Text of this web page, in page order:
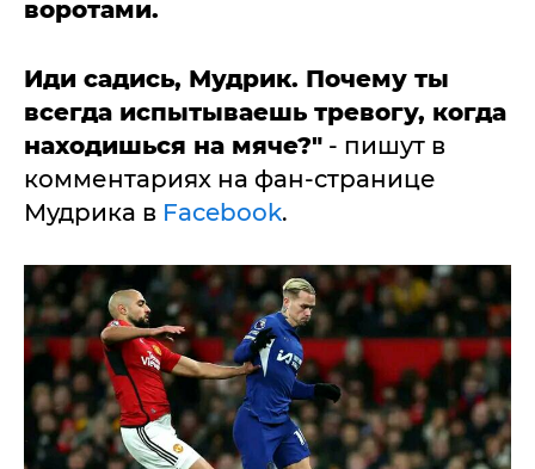
воротами.
Иди садись, Мудрик. Почему ты
всегда испытываешь тревогу, когда
находишься на мяче?" - пишут в
комментариях на фан-странице
Мудрика в Facebook.